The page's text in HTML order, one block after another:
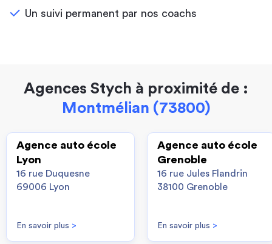
Un suivi permanent par nos coachs
Agences Stych à proximité de :
Montmélian (73800)
Agence auto école
Lyon
16 rue Duquesne
69006 Lyon
En savoir plus >
Agence auto école
Grenoble
16 rue Jules Flandrin
38100 Grenoble
En savoir plus >